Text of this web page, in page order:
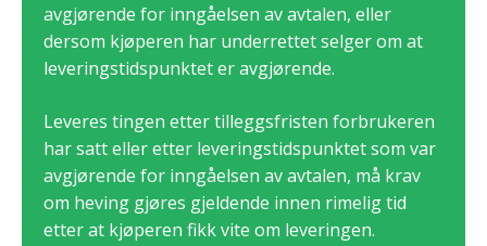
avgjørende for inngåelsen av avtalen, eller
dersom kjøperen har underrettet selger om at
leveringstidspunktet er avgjørende.
Leveres tingen etter tilleggsfristen forbrukeren
har satt eller etter leveringstidspunktet som var
avgjørende for inngåelsen av avtalen, må krav
om heving gjøres gjeldende innen rimelig tid
etter at kjøperen fikk vite om leveringen.